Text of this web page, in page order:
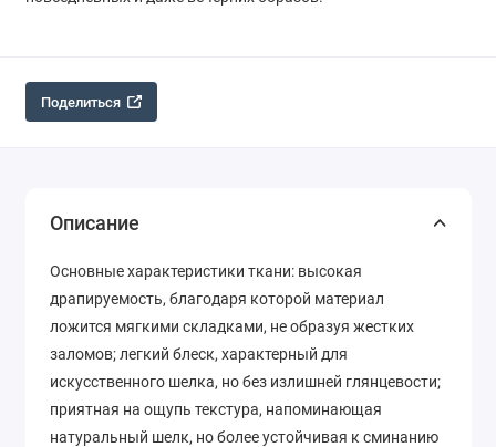
Поделиться
Описание
Основные характеристики ткани: высокая
драпируемость, благодаря которой материал
ложится мягкими складками, не образуя жестких
заломов; легкий блеск, характерный для
искусственного шелка, но без излишней глянцевости;
приятная на ощупь текстура, напоминающая
натуральный шелк, но более устойчивая к сминанию